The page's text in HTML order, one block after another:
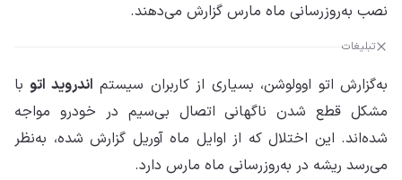
نصب به‌روزرسانی ماه مارس گزارش می‌دهند.
تبلیغات
به‌گزارش اتو اوولوشن، بسیاری از کاربران سیستم اندروید اتوبا
مشکل قطع شدن ناگهانی اتصال بی‌سیم در خودرو مواجه
شده‌اند. این اختلال که از اوایل ماه آوریل گزارش شده، به‌نظر
می‌رسد ریشه در به‌روزرسانی ماه مارس دارد.